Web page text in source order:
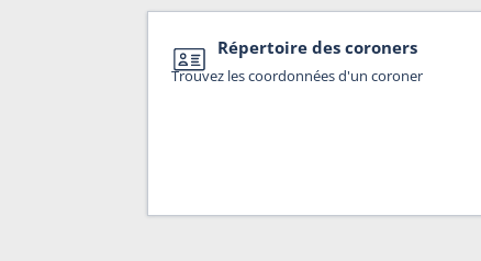
Répertoire des coroners
Trouvez les coordonnées d'un coroner